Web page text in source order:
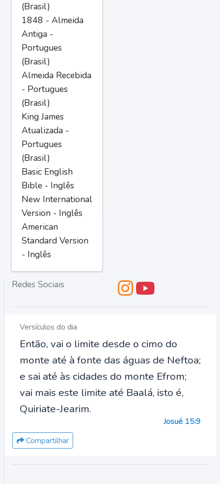
(Brasil)
1848 - Almeida
Antiga -
Portugues
(Brasil)
Almeida Recebida
- Portugues
(Brasil)
King James
Atualizada -
Portugues
(Brasil)
Basic English
Bible - Inglês
New International
Version - Inglês
American
Standard Version
- Inglês
Redes Sociais
Versículos do dia
Então, vai o limite desde o cimo do
monte até à fonte das águas de Neftoa;
e sai até às cidades do monte Efrom;
vai mais este limite até Baalá, isto é,
Quiriate-Jearim.
Josué 15:9
Compartilhar